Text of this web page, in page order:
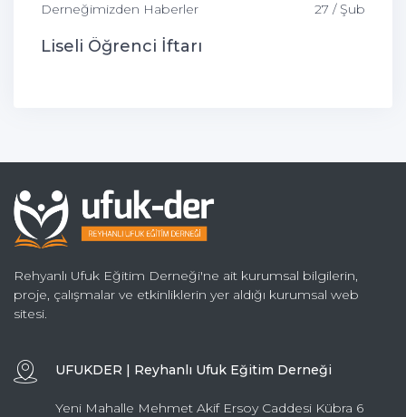
Derneğimizden Haberler 27 / Şub
Liseli Öğrenci İftarı
Rehyanlı Ufuk Eğitim Derneği'ne ait kurumsal bilgilerin,
proje, çalışmalar ve etkinliklerin yer aldığı kurumsal web
sitesi.
UFUKDER | Reyhanlı Ufuk Eğitim Derneği
Yeni Mahalle Mehmet Akif Ersoy Caddesi Kübra 6